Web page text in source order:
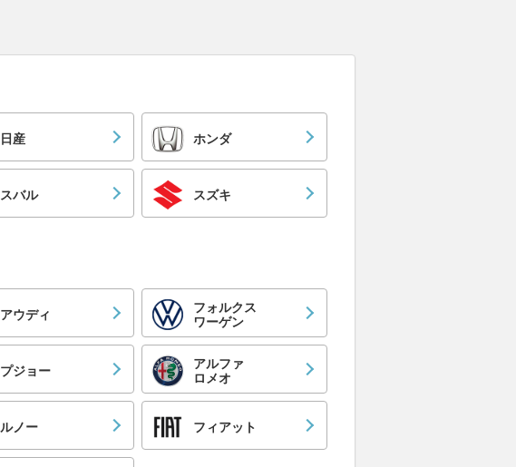
日産 ホンダ
スバル スズキ
アウディ
フォルクス
ワーゲン
プジョー
アルファ
ロメオ
ルノー フィアット